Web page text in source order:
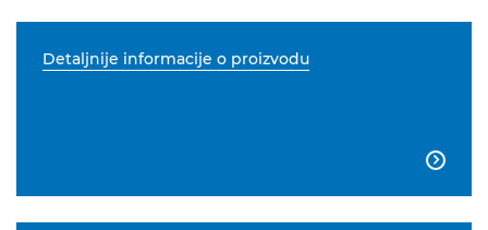
Detaljnije informacije o proizvodu
